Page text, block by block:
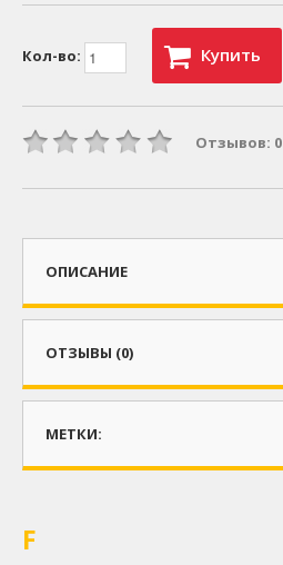
Кол-во: Купить
Отзывов: 0
ОПИСАНИЕ
ОТЗЫВЫ (0)
МЕТКИ:
F